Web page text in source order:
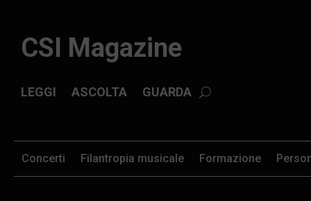
CSI Magazine
ASCOLTA GUARDA
LEGGI
Formazione
Concerti Filantropia musicale